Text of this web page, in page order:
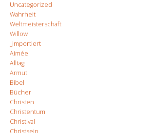
Uncategorized
Wahrheit
Weltmeisterschaft
Willow
_importiert
Aimée
Alltag
Armut
Bibel
Bücher
Christen
Christentum
Christival